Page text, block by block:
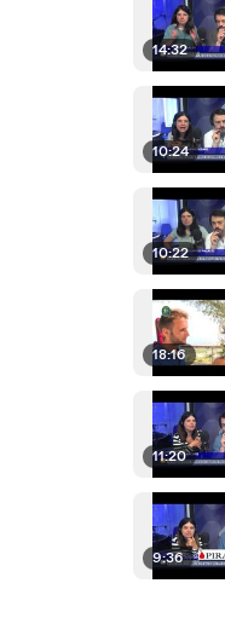
14:32
10:24
10:22
18:16
11:20
9:36